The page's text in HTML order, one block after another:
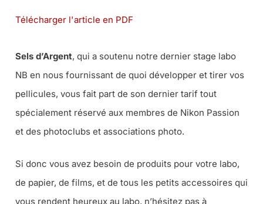
Télécharger l'article en PDF
Sels d’Argent, qui a soutenu notre dernier stage labo
NB en nous fournissant de quoi développer et tirer vos
pellicules, vous fait part de son dernier tarif tout
spécialement réservé aux membres de Nikon Passion
et des photoclubs et associations photo.
Si donc vous avez besoin de produits pour votre labo,
de papier, de films, et de tous les petits accessoires qui
vous rendent heureux au labo, n’hésitez pas à